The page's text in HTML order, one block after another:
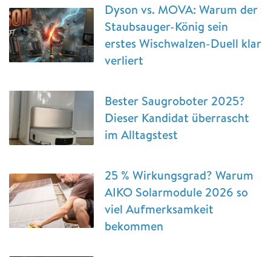
Dyson vs. MOVA: Warum der
Staubsauger-König sein
erstes Wischwalzen-Duell klar
verliert
Bester Saugroboter 2025?
Dieser Kandidat überrascht
im Alltagstest
25 % Wirkungsgrad? Warum
AIKO Solarmodule 2026 so
viel Aufmerksamkeit
bekommen